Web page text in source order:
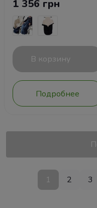
1 356 грн
В корзину
Подробнее
1 2 3